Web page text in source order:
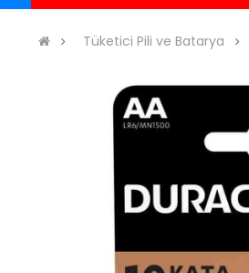
Tüketici Pili ve Batarya